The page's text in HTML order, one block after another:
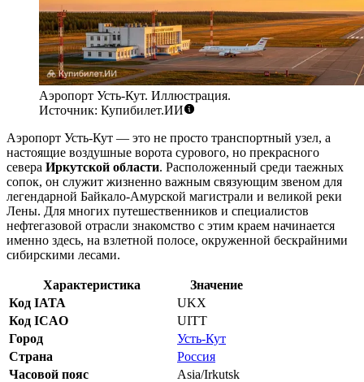
Аэропорт Усть-Кут. Иллюстрация.
Источник: Купибилет.ИИ
Аэропорт Усть-Кут — это не просто транспортный узел, а
настоящие воздушные ворота сурового, но прекрасного
севера Иркутской области. Расположенный среди таежных
сопок, он служит жизненно важным связующим звеном для
легендарной Байкало-Амурской магистрали и великой реки
Лены. Для многих путешественников и специалистов
нефтегазовой отрасли знакомство с этим краем начинается
именно здесь, на взлетной полосе, окруженной бескрайними
сибирскими лесами.
Характеристика
Значение
Код IATA
UKX
Код ICAO
UITT
Город
Усть-Кут
Страна
Россия
Часовой пояс
Asia/Irkutsk